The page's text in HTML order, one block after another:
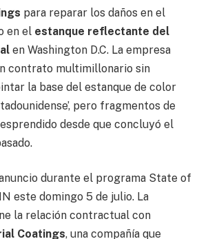
para reparar los daños en el
en el estanque reflectante del
en Washington D.C. La empresa
contrato multimillonario sin
la base del estanque de color
pero fragmentos de
desde que concluyó el
durante el programa State of
este domingo 5 de julio. La
la relación contractual con
Coatings, una compañía que